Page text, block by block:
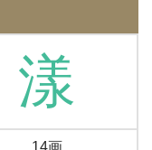
漾